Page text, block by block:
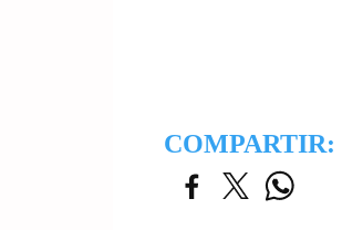
COMPARTIR: